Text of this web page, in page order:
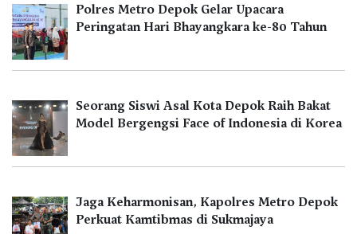
Polres Metro Depok Gelar Upacara
Peringatan Hari Bhayangkara ke-80 Tahun
Seorang Siswi Asal Kota Depok Raih Bakat
Model Bergengsi Face of Indonesia di Korea
Jaga Keharmonisan, Kapolres Metro Depok
Perkuat Kamtibmas di Sukmajaya